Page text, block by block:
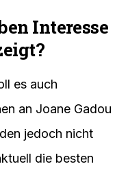
Interesse
es auch
an Joane Gadou
jedoch nicht
die besten